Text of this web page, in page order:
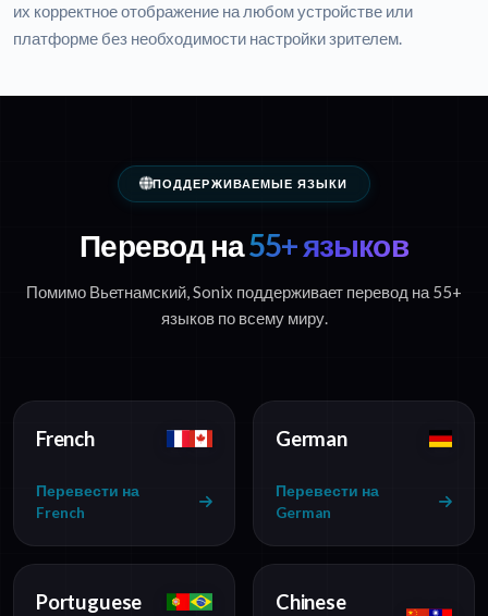
их корректное отображение на любом устройстве или
платформе без необходимости настройки зрителем.
ПОДДЕРЖИВАЕМЫЕ ЯЗЫКИ
Перевод на55+ языков
Помимо Вьетнамский, Sonix поддерживает перевод на 55+
языков по всему миру.
French
Перевести на
French
German
Перевести на
German
Portuguese
Chinese